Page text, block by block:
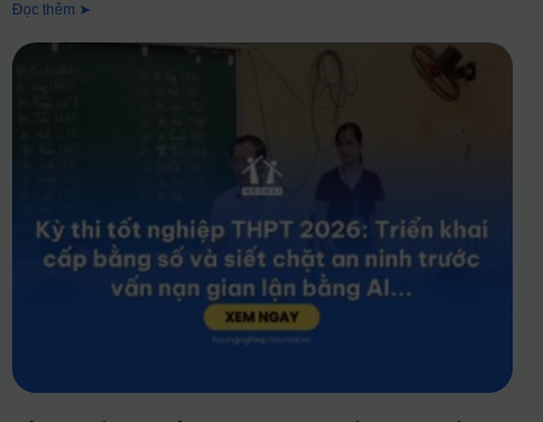
Đọc thêm ➤